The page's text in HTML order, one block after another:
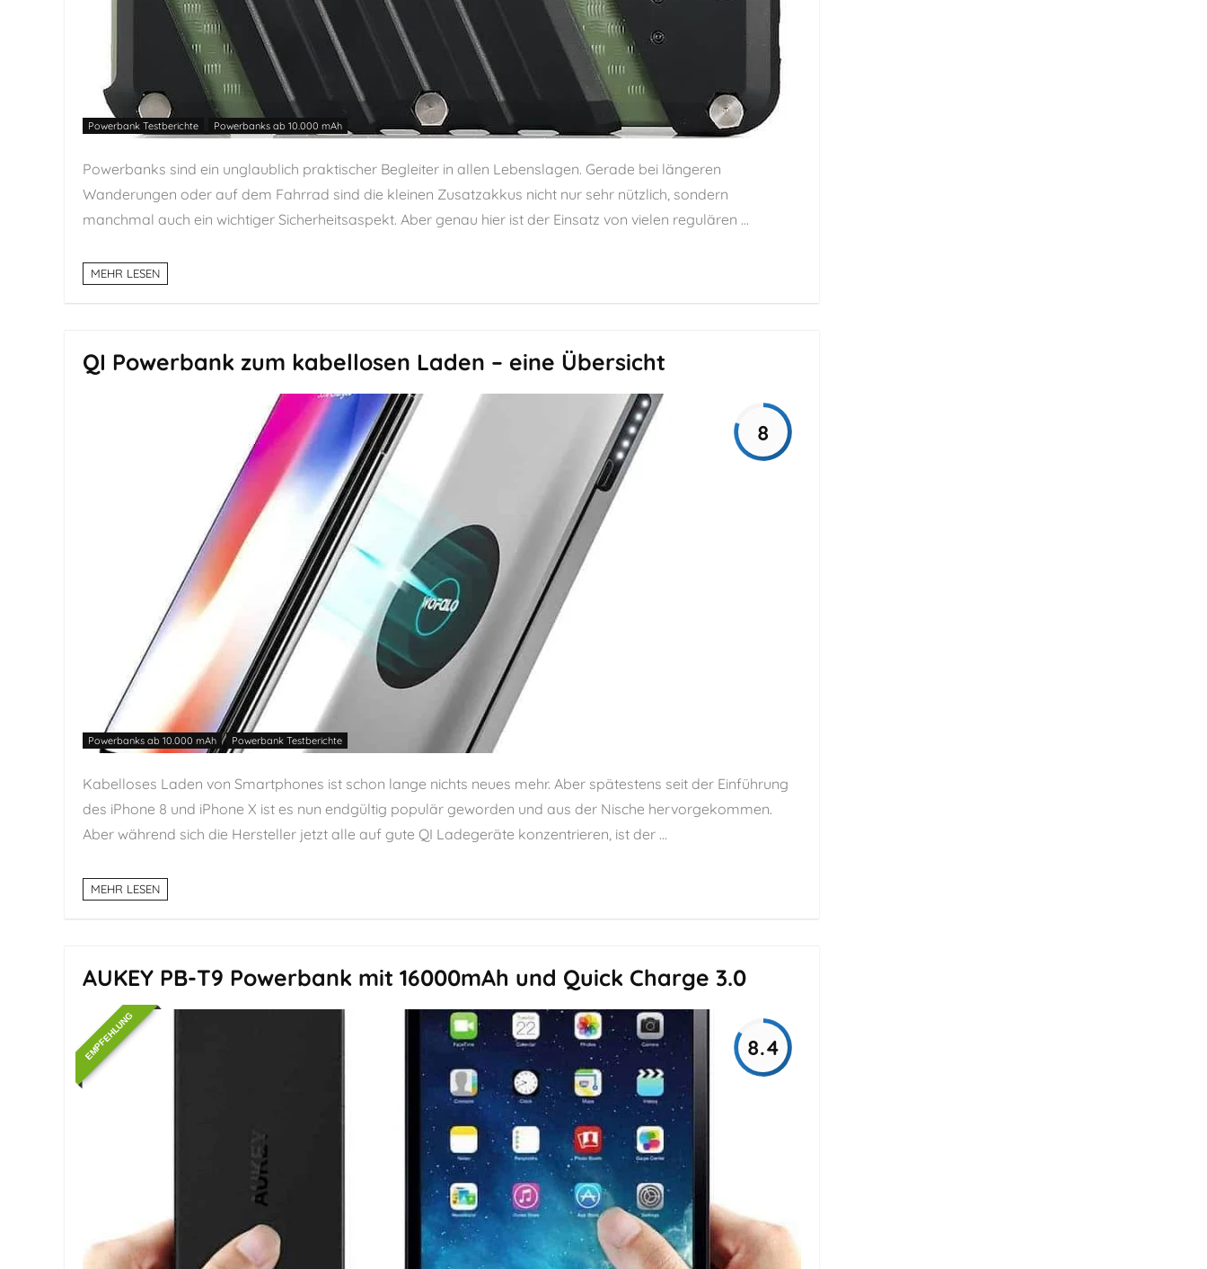
Powerbank Testberichte Powerbanks ab 10.000 mAh
Powerbanks sind ein unglaublich praktischer Begleiter in allen Lebenslagen. Gerade bei längeren
Wanderungen oder auf dem Fahrrad sind die kleinen Zusatzakkus nicht nur sehr nützlich, sondern
manchmal auch ein wichtiger Sicherheitsaspekt. Aber genau hier ist der Einsatz von vielen regulären ...
MEHR LESEN
QI Powerbank zum kabellosen Laden – eine Übersicht
Powerbanks ab 10.000 mAh Powerbank Testberichte
8
Kabelloses Laden von Smartphones ist schon lange nichts neues mehr. Aber spätestens seit der Einführung
des iPhone 8 und iPhone X ist es nun endgültig populär geworden und aus der Nische hervorgekommen.
Aber während sich die Hersteller jetzt alle auf gute QI Ladegeräte konzentrieren, ist der ...
MEHR LESEN
AUKEY PB-T9 Powerbank mit 16000mAh und Quick Charge 3.0
EMPFEHLUNG 8.4